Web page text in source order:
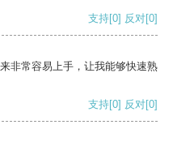
支持[0] 反对[0]
非常容易上手，让我能够快速熟
支持[0] 反对[0]